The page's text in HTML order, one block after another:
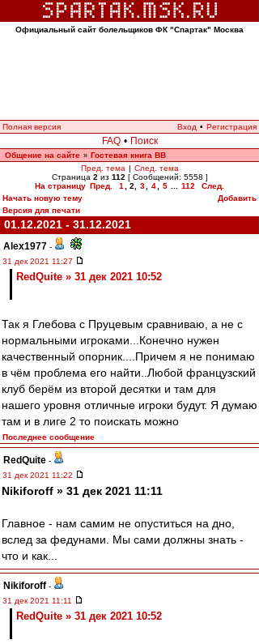
Официальный сайт болельщиков ФК "Спартак" Москва
Полная версия Вход • Регистрация
FAQ • Поиск
Общение на сайте » Гостевая книга ВВ
Пред. тема | След. тема
Страница 2 из 112 [ Сообщений: 5558 ]
На страницу Пред. 1 2 3 4 5 112
След.
Начать новую тему
Добавить
Версия для печати
01.12.2021 - 31.12.2021
Alex1977 -
31 дек 2021 11:27
RedQuite » 31 дек 2021 10:52
Так я Глебова с Пруцевым сравниваю, а не с
нормальными игроками...Конечно нужен
качественный опорник....Причем я не понимаю
в чём проблема его найти..Любой французский
клуб берём из второй десятки и там для
нашего уровня отличные игроки будут. Я думаю
там и в лиге 2 то поискать можно
Последнее сообщение
RedQuite -
31 дек 2021 11:22
Nikiforoff » 31 дек 2021 11:11
Главное - нам самим не опуститься на дно,
вслед за федунами. Мы сами должны знать -
что и как...
Nikiforoff -
31 дек 2021 11:11
RedQuite » 31 дек 2021 10:52